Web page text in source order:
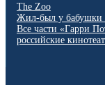
The Zoo
Жил-был у бабушки
Все части «Гарри
российские